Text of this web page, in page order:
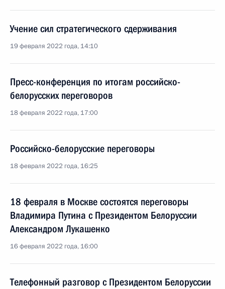
Учение сил стратегического сдерживания
19 февраля 2022 года, 14:10
Пресс-конференция по итогам российско-
белорусских переговоров
18 февраля 2022 года, 17:00
Российско-белорусские переговоры
18 февраля 2022 года, 16:25
18 февраля в Москве состоятся переговоры
Владимира Путина с Президентом Белоруссии
Александром Лукашенко
16 февраля 2022 года, 16:00
Телефонный разговор с Президентом Белоруссии